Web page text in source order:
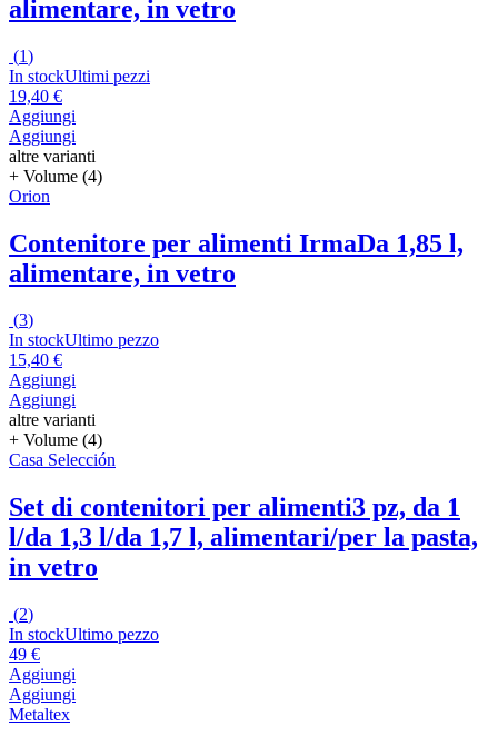
alimentare, in vetro
(1)
In stockUltimi pezzi
19,40 €
Aggiungi
Aggiungi
altre varianti
+ Volume (4)
Orion
Contenitore per alimenti IrmaDa 1,85 l,
alimentare, in vetro
(3)
In stockUltimo pezzo
15,40 €
Aggiungi
Aggiungi
altre varianti
+ Volume (4)
Casa Selección
Set di contenitori per alimenti3 pz, da 1
l/da 1,3 l/da 1,7 l, alimentari/per la pasta,
in vetro
(2)
In stockUltimo pezzo
49 €
Aggiungi
Aggiungi
Metaltex